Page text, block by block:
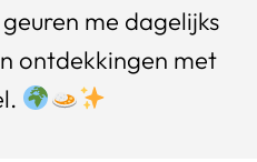
me dagelijks
ontdekkingen met